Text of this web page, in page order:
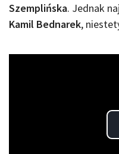
Szemplińska. Jednak
Kamil Bednarek,